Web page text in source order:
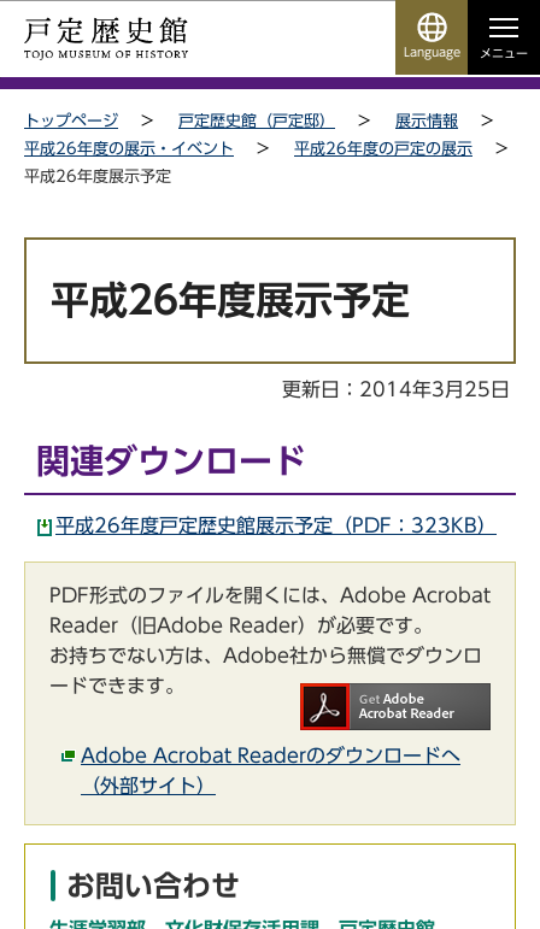
ペ
ト
このページの本文へ移動
Language メニュー
サイトメニューここまで
トップページ 戸定歴史館（戸定邸）
展示情報
平成26年度の展示・イベント
平成26年度の戸定の展示
平成26年度展示予定
平成26年度展示予定
更新日：2014年3月25日
関連ダウンロード
平成26年度戸定歴史館展示予定（PDF：323KB）
PDF形式のファイルを開くには、Adobe Acrobat
Reader（旧Adobe Reader）が必要です。
お持ちでない方は、Adobe社から無償でダウンロ
ードできます。
Adobe Acrobat Readerのダウンロードへ
（外部サイト）
お問い合わせ